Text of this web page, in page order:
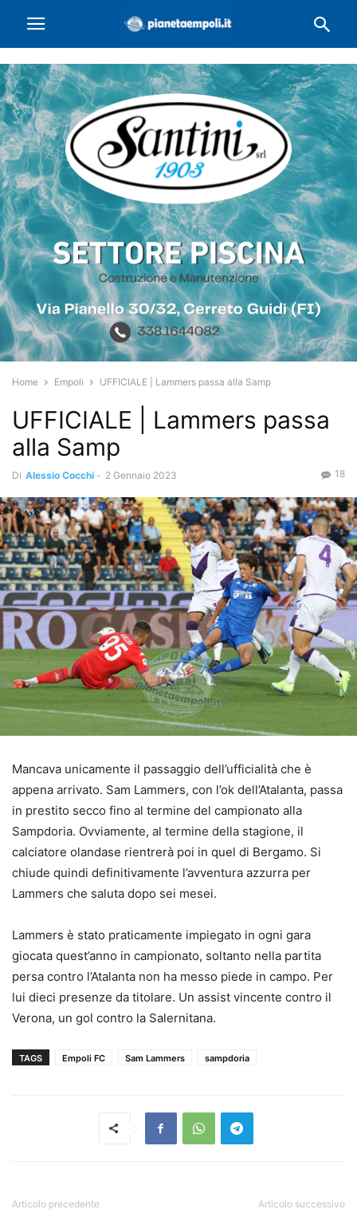
Home Empoli UFFICIALE | Lammers passa alla Samp
UFFICIALE | Lammers passa
alla Samp
Di Alessio Cocchi - 2 Gennaio 2023 18
Mancava unicamente il passaggio dell’ufficialità che è
appena arrivato. Sam Lammers, con l’ok dell’Atalanta, passa
in prestito secco fino al termine del campionato alla
Sampdoria. Ovviamente, al termine della stagione, il
calciatore olandase rientrerà poi in quel di Bergamo. Si
chiude quindi definitivamente l’avventura azzurra per
Lammers che saluta dopo sei mesei.
Lammers è stato praticamente impiegato in ogni gara
giocata quest’anno in campionato, soltanto nella partita
persa contro l’Atalanta non ha messo piede in campo. Per
lui dieci presenze da titolare. Un assist vincente contro il
Verona, un gol contro la Salernitana.
TAGS Empoli FC Sam Lammers sampdoria
Articolo precedente Articolo successivo